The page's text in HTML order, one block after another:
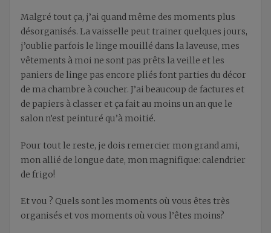
Malgré tout ça, j’ai quand même des moments plus
désorganisés. La vaisselle peut trainer quelques jours,
j’oublie parfois le linge mouillé dans la laveuse, mes
vêtements à moi ne sont pas prêts la veille et les
paniers de linge pas encore pliés font parties du décor
de ma chambre à coucher. J’ai beaucoup de factures et
de papiers à classer et ça fait au moins un an que le
salon n’est peinturé qu’à moitié.
Pour tout le reste, je dois remercier mon grand ami,
mon allié de longue date, mon magnifique: calendrier
de frigo!
Et vou ? Quels sont les moments où vous êtes très
organisés et vos moments où vous l’êtes moins?